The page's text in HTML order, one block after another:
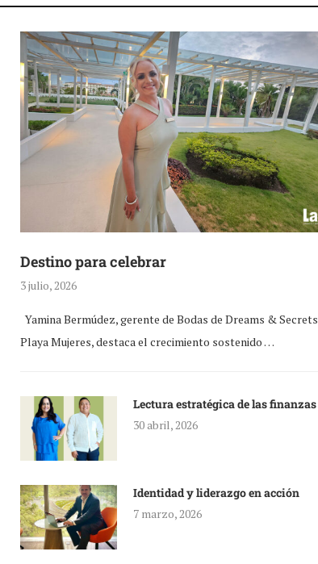
Destino para celebrar
3 julio, 2026
Yamina Bermúdez, gerente de Bodas de Dreams & Secrets
Playa Mujeres, destaca el crecimiento sostenido …
Lectura estratégica de las finanzas
30 abril, 2026
Identidad y liderazgo en acción
7 marzo, 2026